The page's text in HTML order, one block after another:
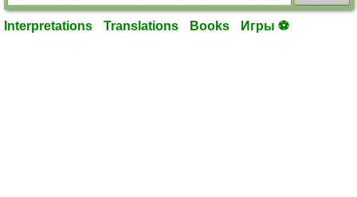
Interpretations Translations Books Игры ⚽